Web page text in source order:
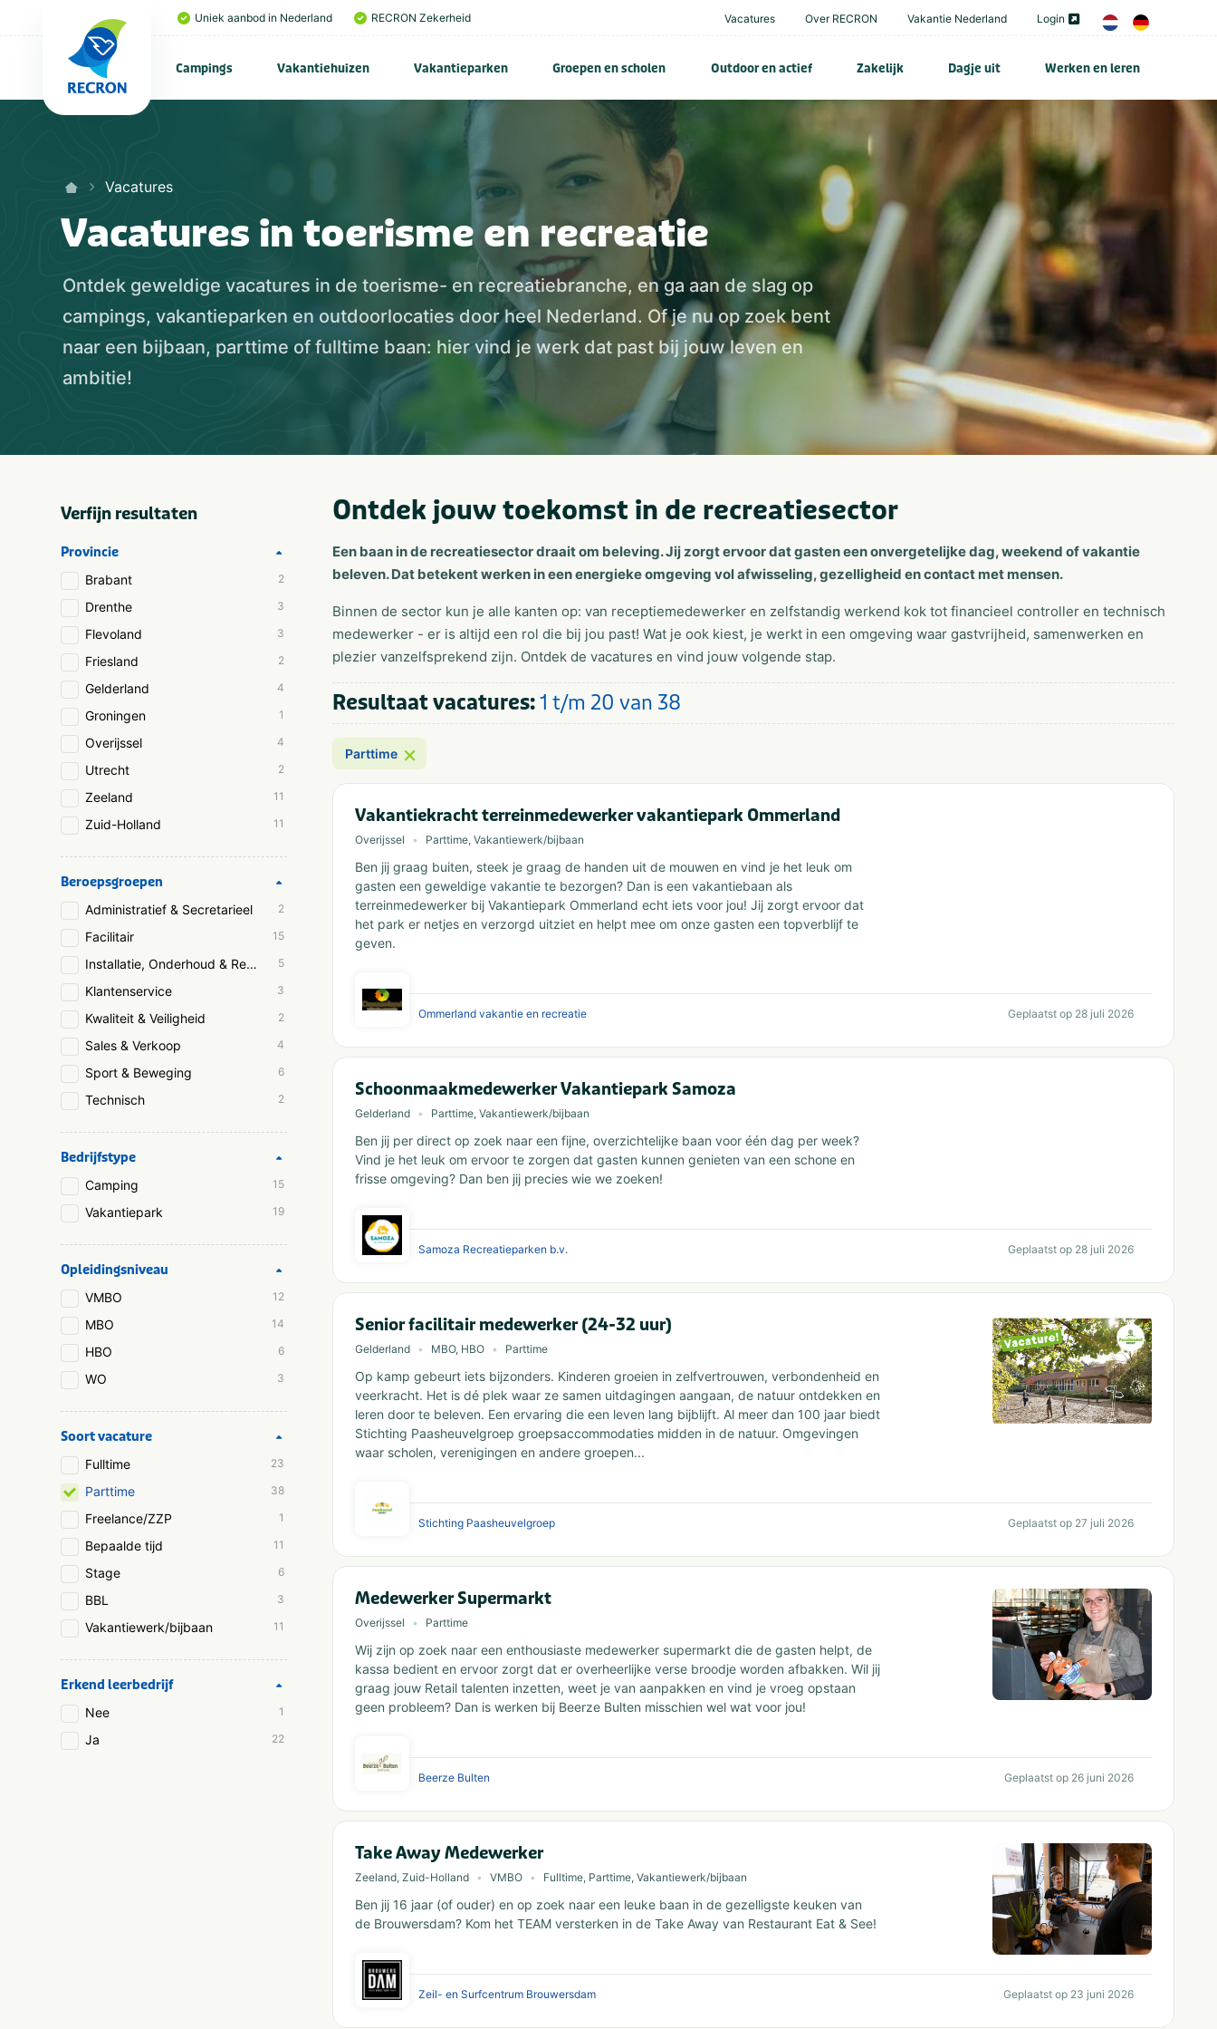
Uniek aanbod in Nederland RECRON Zekerheid Vacatures Over RECRON Vakantie Nederland Login
Campings Vakantiehuizen Vakantieparken Groepen en scholen Outdoor en actief Zakelijk Dagje uit Werken en leren
Vacatures
Vacatures in toerisme en recreatie
Ontdek geweldige vacatures in de toerisme- en recreatiebranche, en ga aan de slag op
campings, vakantieparken en outdoorlocaties door heel Nederland. Of je nu op zoek bent
naar een bijbaan, parttime of fulltime baan: hier vind je werk dat past bij jouw leven en
ambitie!
Verfijn resultaten
Provincie
Brabant 2
Drenthe 3
Flevoland 3
Friesland 2
Gelderland 4
Groningen 1
Overijssel 4
Utrecht 2
Zeeland 11
Zuid-Holland 11
Beroepsgroepen
Administratief & Secretarieel 2
Facilitair 15
Installatie, Onderhoud & Reparatie 5
Klantenservice 3
Kwaliteit & Veiligheid 2
Sales & Verkoop 4
Sport & Beweging 6
Technisch 2
Bedrijfstype
Camping 15
Vakantiepark 19
Opleidingsniveau
VMBO 12
MBO 14
HBO 6
WO 3
Soort vacature
Fulltime 23
Parttime 38
Freelance/ZZP 1
Bepaalde tijd 11
Stage 6
BBL 3
Vakantiewerk/bijbaan 11
Erkend leerbedrijf
Nee 1
Ja 22
Ontdek jouw toekomst in de recreatiesector
Een baan in de recreatiesector draait om beleving. Jij zorgt ervoor dat gasten een onvergetelijke dag, weekend of vakantie
beleven. Dat betekent werken in een energieke omgeving vol afwisseling, gezelligheid en contact met mensen.
Binnen de sector kun je alle kanten op: van receptiemedewerker en zelfstandig werkend kok tot financieel controller en technisch
medewerker - er is altijd een rol die bij jou past! Wat je ook kiest, je werkt in een omgeving waar gastvrijheid, samenwerken en
plezier vanzelfsprekend zijn. Ontdek de vacatures en vind jouw volgende stap.
Resultaat vacatures:1 t/m 20 van 38
Parttime ×
Vakantiekracht terreinmedewerker vakantiepark Ommerland
Overijssel Parttime, Vakantiewerk/bijbaan
Ben jij graag buiten, steek je graag de handen uit de mouwen en vind je het leuk om
gasten een geweldige vakantie te bezorgen? Dan is een vakantiebaan als
terreinmedewerker bij Vakantiepark Ommerland echt iets voor jou! Jij zorgt ervoor dat
het park er netjes en verzorgd uitziet en helpt mee om onze gasten een topverblijf te
geven.
Ommerland vakantie en recreatie Geplaatst op 28 juli 2026
Schoonmaakmedewerker Vakantiepark Samoza
Gelderland Parttime, Vakantiewerk/bijbaan
Ben jij per direct op zoek naar een fijne, overzichtelijke baan voor één dag per week?
Vind je het leuk om ervoor te zorgen dat gasten kunnen genieten van een schone en
frisse omgeving? Dan ben jij precies wie we zoeken!
Samoza Recreatieparken b.v. Geplaatst op 28 juli 2026
Senior facilitair medewerker (24-32 uur)
Gelderland MBO, HBO Parttime
Op kamp gebeurt iets bijzonders. Kinderen groeien in zelfvertrouwen, verbondenheid en
veerkracht. Het is dé plek waar ze samen uitdagingen aangaan, de natuur ontdekken en
leren door te beleven. Een ervaring die een leven lang bijblijft. Al meer dan 100 jaar biedt
Stichting Paasheuvelgroep groepsaccommodaties midden in de natuur. Omgevingen
waar scholen, verenigingen en andere groepen...
Stichting Paasheuvelgroep Geplaatst op 27 juli 2026
Medewerker Supermarkt
Overijssel Parttime
Wij zijn op zoek naar een enthousiaste medewerker supermarkt die de gasten helpt, de
kassa bedient en ervoor zorgt dat er overheerlijke verse broodje worden afbakken. Wil jij
graag jouw Retail talenten inzetten, weet je van aanpakken en vind je vroeg opstaan
geen probleem? Dan is werken bij Beerze Bulten misschien wel wat voor jou!
Beerze Bulten Geplaatst op 26 juni 2026
Take Away Medewerker
Zeeland, Zuid-Holland VMBO Fulltime, Parttime, Vakantiewerk/bijbaan
Ben jij 16 jaar (of ouder) en op zoek naar een leuke baan in de gezelligste keuken van
de Brouwersdam? Kom het TEAM versterken in de Take Away van Restaurant Eat & See!
Zeil- en Surfcentrum Brouwersdam Geplaatst op 23 juni 2026